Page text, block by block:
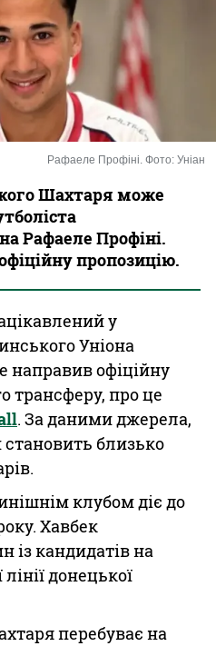
Рафаеле Профіні. Фото: Уніан
Шахтаря може
Рафаеле Профіні.
пропозицію.
у
Уніона
направив офіційну
трансферу, про це
. За даними джерела,
близько
клубом діє до
Хавбек
із кандидатів на
донецької
перебуває на